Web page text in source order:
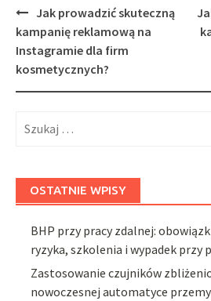
Post
navigation
Jak prowadzić skuteczną
kampanię reklamową na
Instagramie dla firm
kosmetycznych?
OSTATNIE WPISY
BHP przy pracy zdalnej:
ryzyka, szkolenia i wypadek przy
Zastosowanie czujników
nowoczesnej automatyce